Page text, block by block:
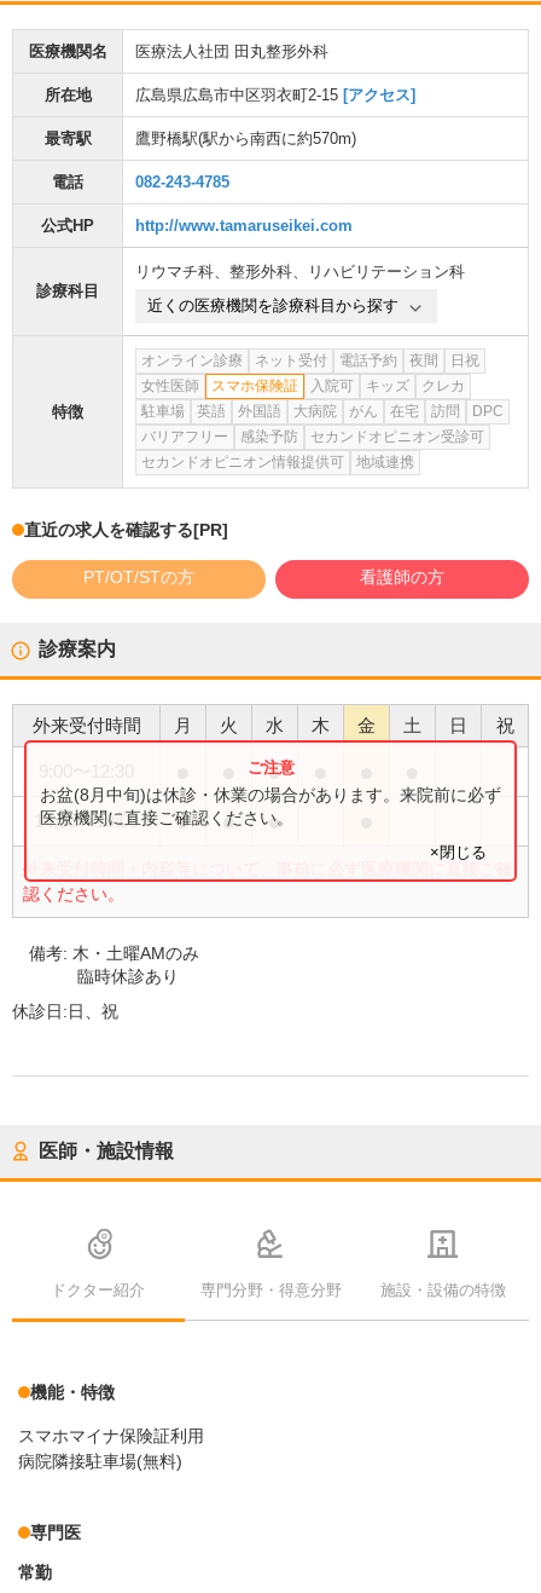
医療機関名 医療法人社団 田丸整形外科
所在地 広島県広島市中区羽衣町2-15 [アクセス]
最寄駅 鷹野橋駅(駅から南西に約570m)
電話 082-243-4785
公式HP http://www.tamaruseikei.com
診療科目
リウマチ科、 整形外科、
リハビリテーション科
近くの医療機関を診療科目から探す
特徴
オンライン診療 ネット受付 電話予約 夜間
日祝
女性医師
スマホ保険証 入院可 キッズ
クレカ
駐車場
英語 外国語 大病院 がん 在宅 訪問
DPC
バリアフリー
感染予防
セカンドオピニオン受診可
セカンドオピニオン情報提供可
地域連携
直近の求人を確認する[PR]
PT/OT/STの方 看護師の方
診療案内
外来受付時間 月 火 水 木 金 土 日 祝
●
14:30〜18:00 ● ● ●
外来受付時間・内容等について、事前に必ず医療機関に直接ご確
認ください。
お盆(8月中旬)は休診・休業の場合があります。来院前に必ず
医療機関に直接ご確認ください。
×閉じる
備考: 木・土曜AMのみ
臨時休診あり
休診日:日、祝
医師・施設情報
ドクター紹介 専門分野・得意分野 施設・設備の特徴
機能・特徴
スマホマイナ保険証利用
病院隣接駐車場(無料)
専門医
常勤